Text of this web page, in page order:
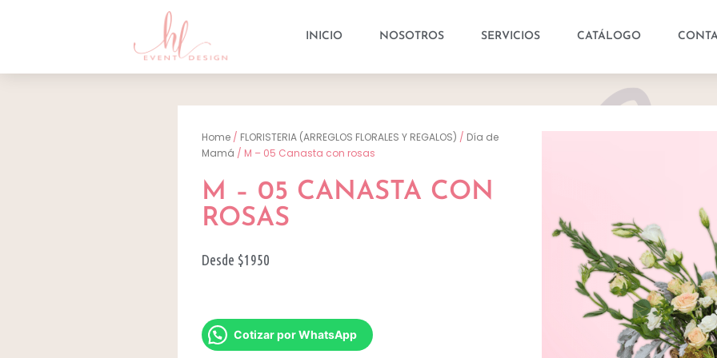
INICIO NOSOTROS SERVICIOS CATÁLOGO
Home / FLORISTERIA (ARREGLOS FLORALES Y REGALOS) / Día de
Mamá / M – 05 Canasta con rosas
M – 05 CANASTA CON
ROSAS
Desde $1950
Cotizar por WhatsApp